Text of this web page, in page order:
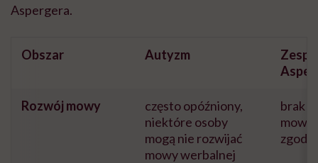
Aspergera.
Obszar Autyzm
Rozwój mowy
często opóźniony,
niektóre osoby
mogą nie rozwijać
mowy werbalnej
brak
mowa